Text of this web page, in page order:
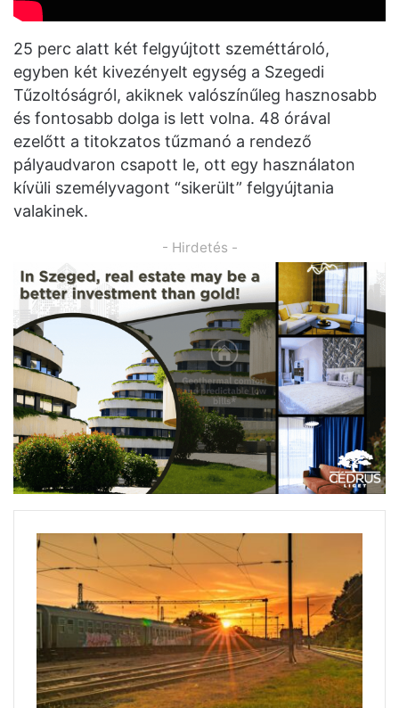
25 perc alatt két felgyújtott szeméttároló,
egyben két kivezényelt egység a Szegedi
Tűzoltóságról, akiknek valószínűleg hasznosabb
és fontosabb dolga is lett volna. 48 órával
ezelőtt a titokzatos tűzmanó a rendező
pályaudvaron csapott le, ott egy használaton
kívüli személyvagont “sikerült” felgyújtania
valakinek.
- Hirdetés -